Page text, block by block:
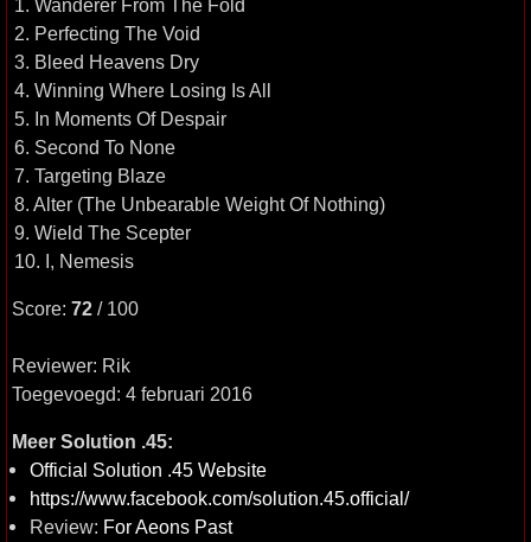
1. Wanderer From The Fold
2. Perfecting The Void
3. Bleed Heavens Dry
4. Winning Where Losing Is All
5. In Moments Of Despair
6. Second To None
7. Targeting Blaze
8. Alter (The Unbearable Weight Of Nothing)
9. Wield The Scepter
10. I, Nemesis
Score: 72 / 100
Reviewer: Rik
Toegevoegd: 4 februari 2016
Meer Solution .45:
Official Solution .45 Website
https://www.facebook.com/solution.45.official/
Review: For Aeons Past